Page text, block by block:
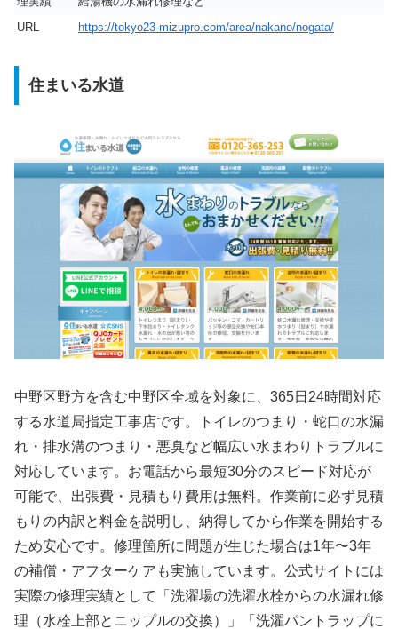
URL
https://tokyo23-mizupro.com/area/nakano/nogata/
住まいる水道
中野区野方を含む中野区全域を対象に、365日24時間対応
する水道局指定工事店です。トイレのつまり・蛇口の水漏
れ・排水溝のつまり・悪臭など幅広い水まわりトラブルに
対応しています。お電話から最短30分のスピード対応が
可能で、出張費・見積もり費用は無料。作業前に必ず見積
もりの内訳と料金を説明し、納得してから作業を開始する
ため安心です。修理箇所に問題が生じた場合は1年〜3年
の補償・アフターケアも実施しています。公式サイトには
実際の修理実績として「洗濯場の洗濯水栓からの水漏れ修
理（水栓上部とニップルの交換）」「洗濯パントラップに